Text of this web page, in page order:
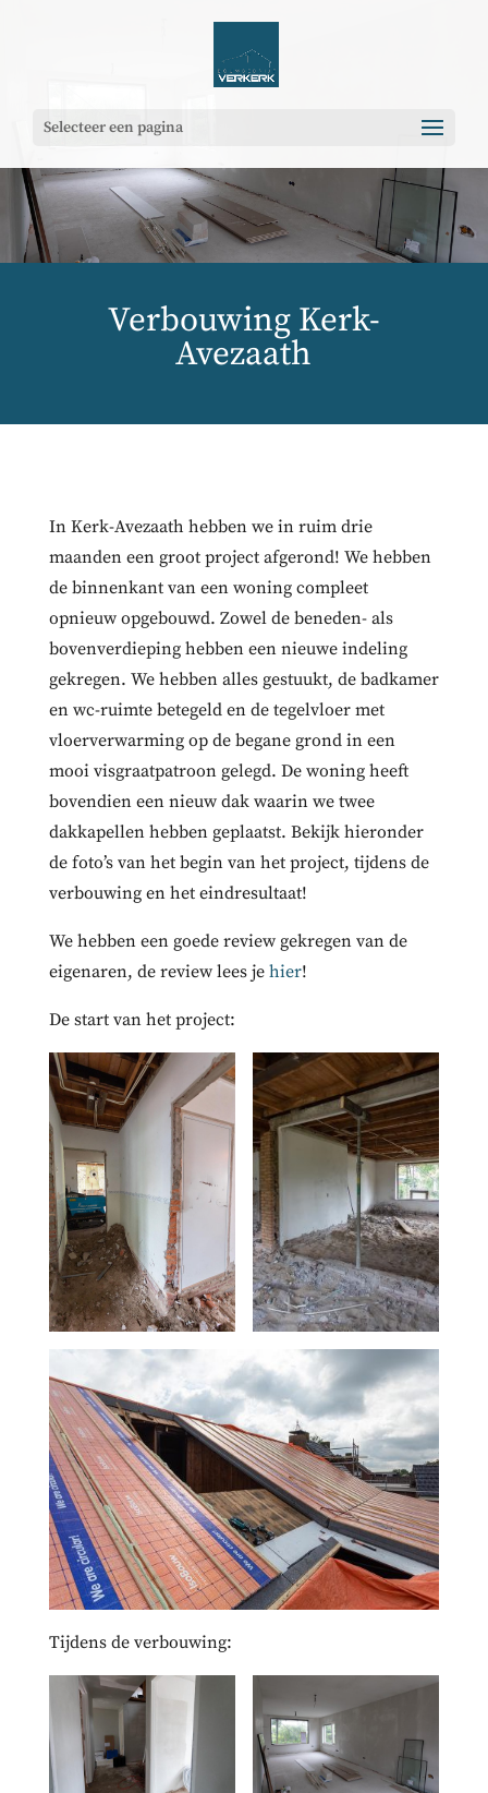
Selecteer een pagina
Verbouwing Kerk-
Avezaath
In Kerk-Avezaath hebben we in ruim drie
maanden een groot project afgerond! We hebben
de binnenkant van een woning compleet
opnieuw opgebouwd. Zowel de beneden- als
bovenverdieping hebben een nieuwe indeling
gekregen. We hebben alles gestuukt, de badkamer
en wc-ruimte betegeld en de tegelvloer met
vloerverwarming op de begane grond in een
mooi visgraatpatroon gelegd. De woning heeft
bovendien een nieuw dak waarin we twee
dakkapellen hebben geplaatst. Bekijk hieronder
de foto’s van het begin van het project, tijdens de
verbouwing en het eindresultaat!
We hebben een goede review gekregen van de
eigenaren, de review lees je hier!
De start van het project:
Tijdens de verbouwing: